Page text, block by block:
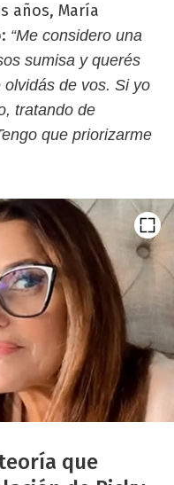
años, María
“Me considero una
sumisa y querés
de vos. Si yo
tratando de
que priorizarme
que